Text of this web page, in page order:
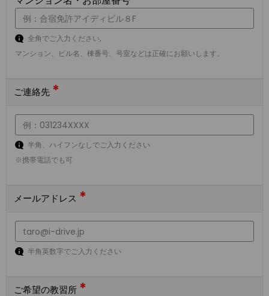
全角でご入力ください,
マンション、ビル名、棟番号、号室などは正確にお願いします。
ご連絡先 *
半角、ハイフンなしでご入力ください
※携帯電話でも可
メールアドレス *
半角英数字でご入力ください
ご希望の教習所 *